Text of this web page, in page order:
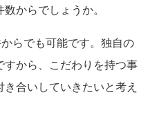
からでしょうか。
らでも可能です。独自の
から、こだわりを持つ事
合いしていきたいと考え